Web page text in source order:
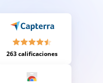
263 calificaciones